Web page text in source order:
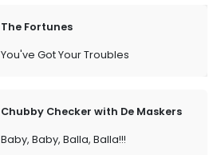
The Fortunes
You've Got Your Troubles
Chubby Checker with De Maskers
Baby, Baby, Balla, Balla!!!